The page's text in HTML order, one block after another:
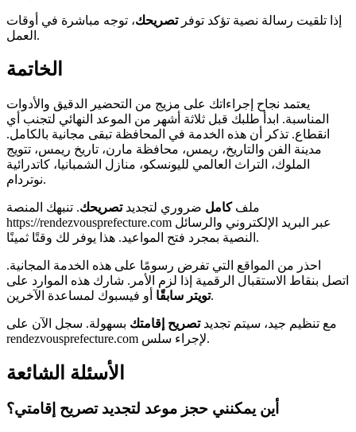
إذا تلقيت رسالة نصية تؤكد توفرتصريحك، توجه مباشرة في أوقات
العمل.
الخاتمة
يعتمد نجاح إجراءاتك على مزيج من التحضير الدقيق والأدوات
المناسبة. ابدأ طلبك قبل ثلاثة أشهر من الموعد النهائي لتجنب أي
انقطاع. تذكر أن هذه الخدمة في المحافظة تبقى مجانية بالكامل.
مدينة الفن والتاريخ، ريمس، محافظة مارن، تاريخ ريمس، تتويج
الملوك، التراث العالمي لليونسكو، منازل الشمبانيا، كاتدرائية
نوتردام.
ملفكامل ضروري لتجديدتصريحك. تنبهك المنصة
https://rendezvousprefecture.com عبر البريد الإلكتروني والرسائل
النصية بمجرد فتح المواعيد. هذا يوفر لك وقتًا ثمينًا.
احذر من المواقع التي تفرض رسومًا على هذه الخدمة المجانية.
اتصل بنقاط الاستقبال الرقمية إذا لزم الأمر. شارك هذه الموارد على
تويتر سابقًاأو فيسبوك لمساعدة الآخرين.
مع تنظيم جيد، سيتم تجديدتصريح إقامتك بسهولة. سجل الآن على
rendezvousprefecture.com لإجراء سلس.
الأسئلة الشائعة
أين يمكنني حجز موعد لتجديد تصريح إقامتي؟